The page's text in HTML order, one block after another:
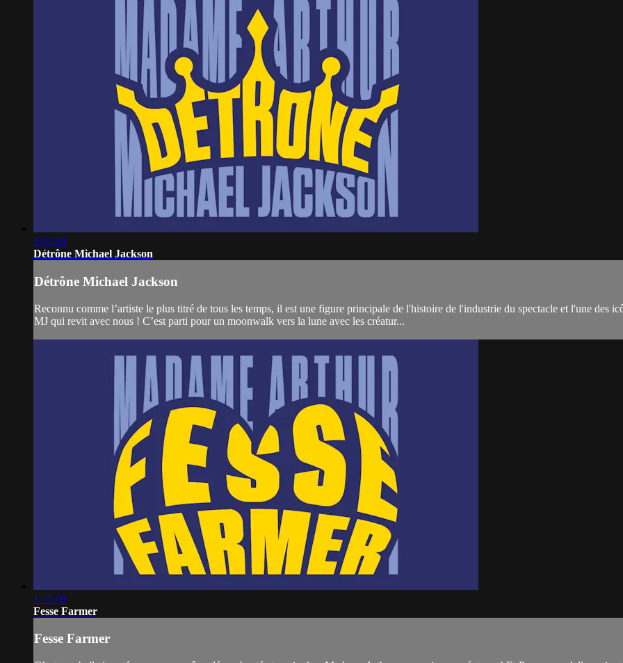
1:03:58
Détrône Michael Jackson
Détrône Michael Jackson
Reconnu comme l’artiste le plus titré de tous les temps, il est une figure principale de l'histoire de l'industrie du spectacle et l'une des
MJ qui revit avec nous ! C’est parti pour un moonwalk vers la lune avec les créatur...
1:15:08
Fesse Farmer
Fesse Farmer